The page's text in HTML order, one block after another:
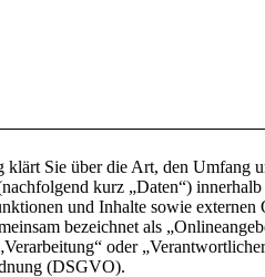
klärt Sie über die Art, den Umfang
kurz „Daten“)
und Inhalte sowie
bezeichnet als
oder
(DSGVO).